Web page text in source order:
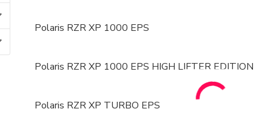
Polaris RZR XP 1000 EPS
Polaris RZR XP 1000 EPS HIGH LIFTER EDITION
Polaris RZR XP TURBO EPS